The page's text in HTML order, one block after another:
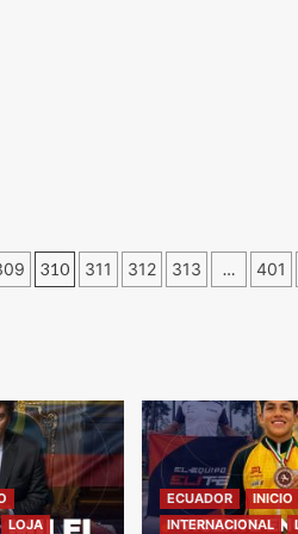
310 311 312 313 … 401
LOJA
ECUADOR
INICIO
INTERNACIONAL